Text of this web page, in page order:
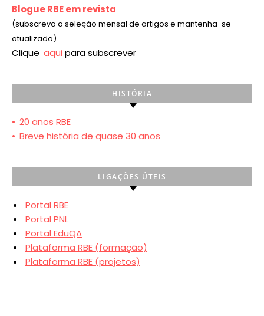
Blogue RBE em revista
(subscreva a seleção mensal de artigos e mantenha-se
atualizado)
Clique aqui para subscrever
HISTÓRIA
• 20 anos RBE
• Breve história de quase 30 anos
LIGAÇÕES ÚTEIS
Portal RBE
Portal PNL
Portal EduQA
Plataforma RBE (formação)
Plataforma RBE (projetos)